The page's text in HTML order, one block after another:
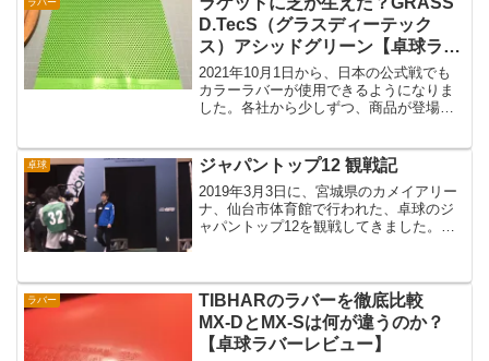
D.TecS（グラスディーテック
ス）アシッドグリーン【卓球ラバ
ーレビュー】
2021年10月1日から、日本の公式戦でも
カラーラバーが使用できるようになりま
した。各社から少しずつ、商品が登場し
クスのアシッドグリーンのレビューをお
届けします。GRA...
卓球 ジャパントップ12 観戦記
2019年3月3日に、宮城県のカメイアリー
ナ、仙台市体育館で行われた、卓球のジ
ャパントップ12を観戦してきました。フ
かもしれません。仙台で、世界トップレ
ベルのプレーを見...
ラバー
TIBHARのラバーを徹底比較
MX-DとMX-Sは何が違うのか？
【卓球ラバーレビュー】